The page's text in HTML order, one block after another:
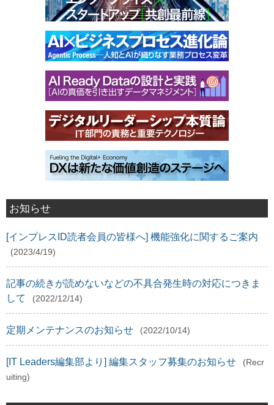
お知らせ
[インプレスID読者会員の皆様へ] 機能強化に関するご案内
(2023/4/19)
記事の続きが読めないなどの不具合発生時の対応につきま
して
(2022/12/14)
定期メンテナンスのお知らせ (2022/10/14)
[IT Leaders編集部より] 編集スタッフ募集のお知らせ
(Recr
uiting)